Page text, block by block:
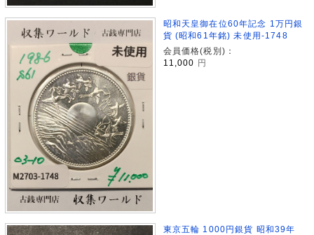
昭和天皇御在位60年記念 1万円銀
貨 (昭和61年銘) 未使用-1748
会員価格(税別)：
11,000
円
東京五輪 1000円銀貨 昭和39年